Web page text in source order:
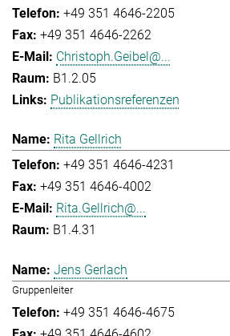
+49 351 4646-2205
+49 351 4646-2262
Christoph.Geibel@...
B1.2.05
Publikationsreferenzen
Rita Gellrich
+49 351 4646-4231
+49 351 4646-4002
Rita.Gellrich@...
B1.4.31
Jens Gerlach
Gruppenleiter
+49 351 4646-4675